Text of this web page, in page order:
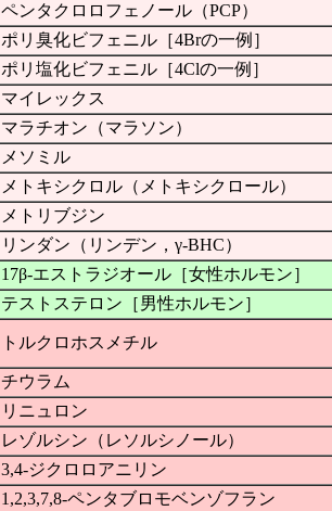
ペンタクロロフェノール（PCP）
ポリ臭化ビフェニル［4Brの一例］
ポリ塩化ビフェニル［4Clの一例］
マイレックス
マラチオン（マラソン）
メソミル
メトキシクロル（メトキシクロール）
メトリブジン
リンダン（リンデン，γ-BHC）
17β-エストラジオール［女性ホルモン］
テストステロン［男性ホルモン］
トルクロホスメチル
チウラム
リニュロン
レゾルシン（レソルシノール）
3,4-ジクロロアニリン
1,2,3,7,8-ペンタブロモベンゾフラン